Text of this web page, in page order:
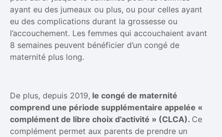
ayant eu des jumeaux ou plus, ou pour celles ayant
eu des complications durant la grossesse ou
l’accouchement. Les femmes qui accouchaient avant
8 semaines peuvent bénéficier d’un congé de
maternité plus long.
De plus, depuis 2019, le congé de maternité
comprend une période supplémentaire appelée «
complément de libre choix d’activité » (CLCA). Ce
complément permet aux parents de prendre un